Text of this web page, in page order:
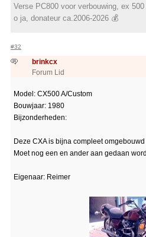
Verse PC800 voor verbouwing, ex
o ja, donateur ca.2006-2026 💰
#32
brinkcx
Forum Lid
Model: CX500 A/Custom
Bouwjaar: 1980
Bijzonderheden:
Deze CXA is bijna compleet
Moet nog een en ander aan gedaan
Eigenaar: Reimer